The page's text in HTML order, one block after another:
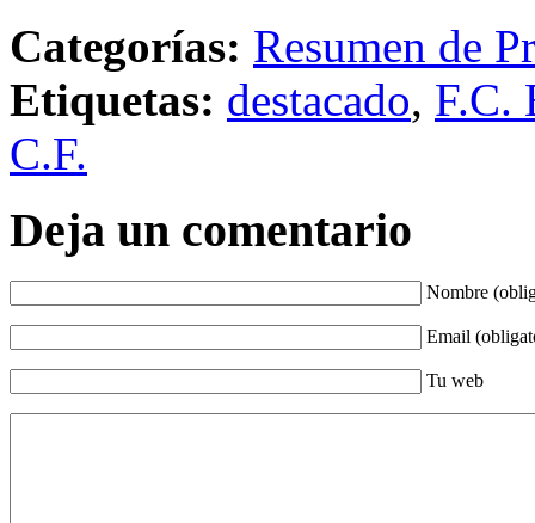
Categorías: Resumen de
Etiquetas: destacado, F.C.
C.F.
Deja un comentario
Nombre
Email
Tu web